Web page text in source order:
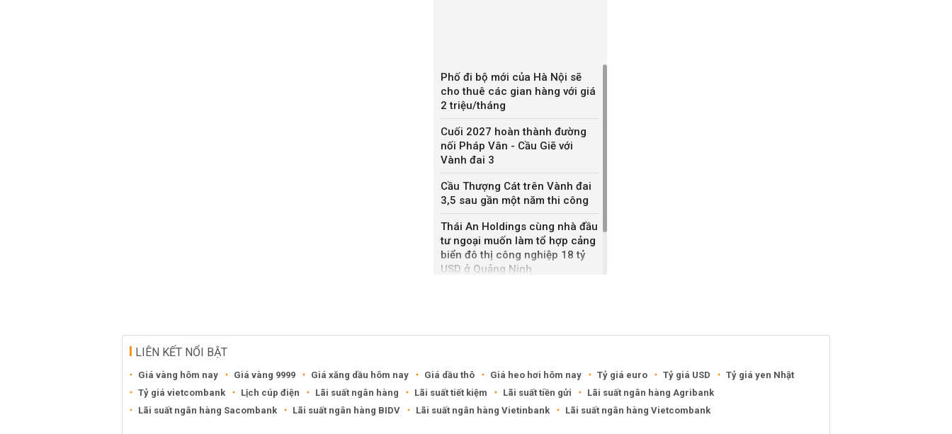
Phố đi bộ mới của Hà Nội sẽ
cho thuê các gian hàng với giá
2 triệu/tháng
Cuối 2027 hoàn thành đường
nối Pháp Vân - Cầu Giẽ với
Vành đai 3
Cầu Thượng Cát trên Vành đai
3,5 sau gần một năm thi công
Thái An Holdings cùng nhà đầu
tư ngoại muốn làm tổ hợp cảng
biển đô thị công nghiệp 18 tỷ
USD ở Quảng Ninh
LIÊN KẾT NỔI BẬT
Giá vàng hôm nay Giá vàng 9999 Giá xăng dầu hôm nay Giá dầu thô Giá heo hơi hôm nay Tỷ giá euro Tỷ giá USD
Tỷ giá yen Nhật
Tỷ giá vietcombank
Lịch cúp điện Lãi suất ngân hàng Lãi suất tiết kiệm Lãi suất tiền gửi
Lãi suất ngân hàng Agribank
Lãi suất ngân hàng Sacombank
Lãi suất ngân hàng BIDV Lãi suất ngân hàng Vietinbank Lãi suất ngân hàng Vietcombank